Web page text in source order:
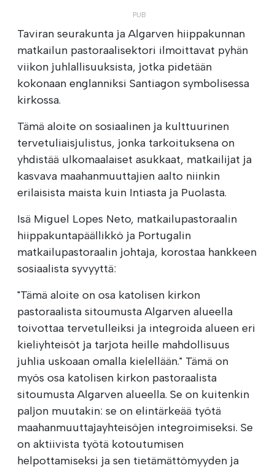
Taviran seurakunta ja Algarven hiippakunnan
matkailun pastoraalisektori ilmoittavat pyhän
viikon juhlallisuuksista, jotka pidetään
kokonaan englanniksi Santiagon symbolisessa
kirkossa.
Tämä aloite on sosiaalinen ja kulttuurinen
tervetuliaisjulistus, jonka tarkoituksena on
yhdistää ulkomaalaiset asukkaat, matkailijat ja
kasvava maahanmuuttajien aalto niinkin
erilaisista maista kuin Intiasta ja Puolasta.
Isä Miguel Lopes Neto, matkailupastoraalin
hiippakuntapäällikkö ja Portugalin
matkailupastoraalin johtaja, korostaa hankkeen
sosiaalista syvyyttä:
"Tämä aloite on osa katolisen kirkon
pastoraalista sitoumusta Algarven alueella
toivottaa tervetulleiksi ja integroida alueen eri
kieliyhteisöt ja tarjota heille mahdollisuus
juhlia uskoaan omalla kielellään." Tämä on
myös osa katolisen kirkon pastoraalista
sitoumusta Algarven alueella. Se on kuitenkin
paljon muutakin: se on elintärkeää työtä
maahanmuuttajayhteisöjen integroimiseksi. Se
on aktiivista työtä kotoutumisen
helpottamiseksi ja sen tietämättömyyden ja